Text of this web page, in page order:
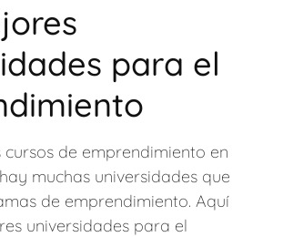
para el
de emprendimiento en
muchas universidades que
de emprendimiento. Aquí
universidades para el